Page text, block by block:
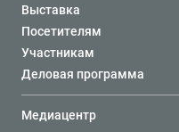
Выставка
Посетителям
Участникам
Деловая программа
Медиацентр